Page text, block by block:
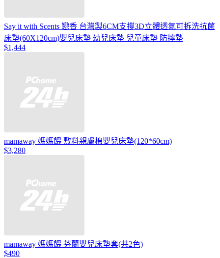
Say it with Scents 戀香 台灣製6CM支撐3D立體透氣可拆洗抗菌
床墊(60X120cm)嬰兒床墊 幼兒床墊 兒童床墊 防摔墊
$1,444
mamaway 媽媽餵 敷料親膚棉嬰兒床墊(120*60cm)
$3,280
mamaway 媽媽餵 芬蘭嬰兒床墊套(共2色)
$490